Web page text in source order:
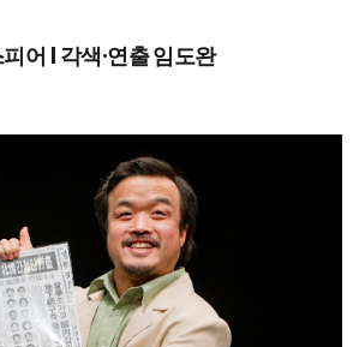
어 l 각색·연출 임도완